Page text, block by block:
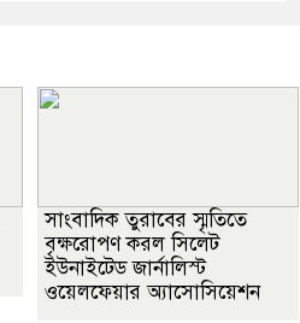
সাংবাদিক তুরাবের স্মৃতিতে
বৃক্ষরোপণ করল সিলেট
ইউনাইটেড জার্নালিস্ট
ওয়েলফেয়ার অ্যাসোসিয়েশন